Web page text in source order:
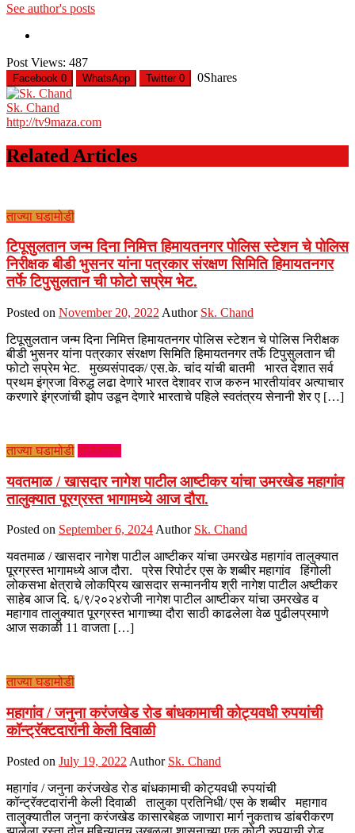
See author's posts
Post Views: 487
Facebook 0 WhatsApp Twitter 0 0Shares
Sk. Chand
http://tv9maza.com
Related Articles
ताज्या घडामोडी
टिपूसुलतान जन्म दिना निमित्त हिमायतनगर पोलिस स्टेशन चे पोलिस
निरीक्षक बीडी भुसनर यांना पत्रकार संरक्षण सिमिति हिमायतनगर
तर्फे टिपुसुलतान ची फोटो सप्रेम भेट.
Posted on November 20, 2022 Author Sk. Chand
टिपूसुलतान जन्म दिना निमित्त हिमायतनगर पोलिस स्टेशन चे पोलिस निरीक्षक
बीडी भुसनर यांना पत्रकार संरक्षण सिमिति हिमायतनगर तर्फे टिपुसुलतान ची
फोटो सप्रेम भेट. मुख्यसंपादक/ एस.के. चांद यांची बातमी भारत देशात सर्व
प्रथम इंग्रजा विरुद्ध लढा देणारे भारत देशावर राज करुन भारतीयांवर अत्याचार
करणारे इंग्रजांची झोप उडून देणारे भारताचे पहिले स्वतंत्रय सेनानी शेर ए […]
ताज्या घडामोडी राजकारण
यवतमाळ / खासदार नागेश पाटील आष्टीकर यांचा उमरखेड महागांव
तालुक्यात पूरग्रस्त भागामध्ये आज दौरा.
Posted on September 6, 2024Author Sk. Chand
यवतमाळ / खासदार नागेश पाटील आष्टीकर यांचा उमरखेड महागांव तालुक्यात
पूरग्रस्त भागामध्ये आज दौरा. प्रेस रिपोर्टर एस के शब्बीर महागांव हिंगोली
लोकसभा क्षेत्राचे लोकप्रिय खासदार सन्माननीय श्री नागेश पाटील अष्टीकर
साहेब आज दि. ६/९/२०२४रोजी नागेश पाटील आष्टीकर यांचा उमरखेड व
महागाव तालुक्यात पूरग्रस्त भागाच्या दौरा साठी काढलेला वेळ पुढीलप्रमाणे
आज सकाळी 11 वाजता […]
ताज्या घडामोडी
महागांव / जनुना करंजखेड रोड बांधकामाची कोट्यवधी रुपयांची
कॉन्ट्रॅक्टदारांनी केली दिवाळी
Posted on July 19, 2022 Author Sk. Chand
महागांव / जनुना करंजखेड रोड बांधकामाची कोट्यवधी रुपयांची
कॉन्ट्रॅक्टदारांनी केली दिवाळी तालुका प्रतिनिधी/ एस के शब्बीर महागाव
तालुक्यातील जनुना करंजखेड कासारबेहळ जाणारा मार्ग नुकताच डांबरीकरण